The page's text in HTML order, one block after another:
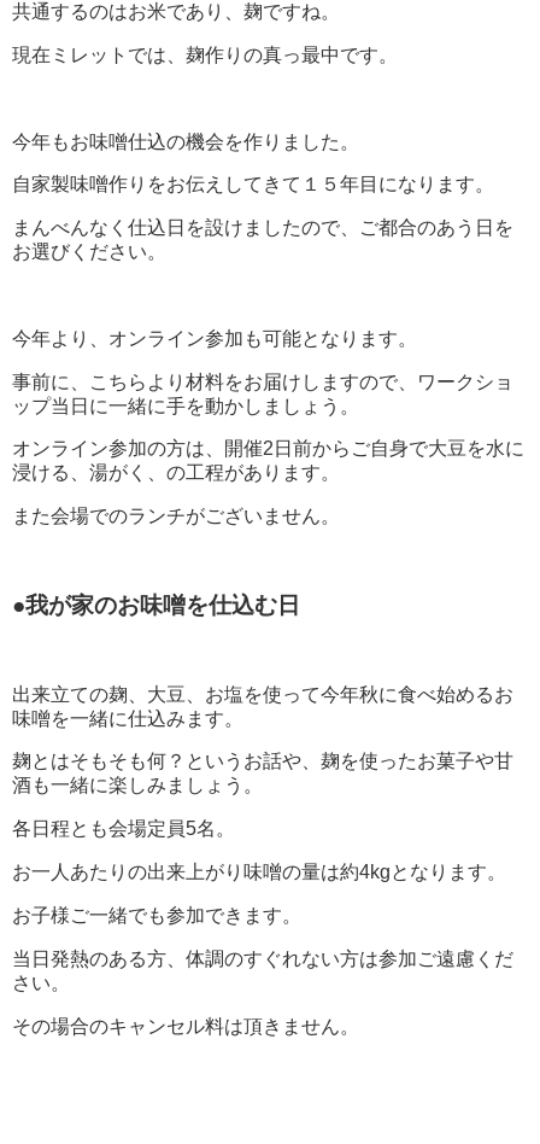
共通するのはお米であり、麹ですね。
現在ミレットでは、麹作りの真っ最中です。
今年もお味噌仕込の機会を作りました。
自家製味噌作りをお伝えしてきて１５年目になります。
まんべんなく仕込日を設けましたので、ご都合のあう日を
お選びください。
今年より、オンライン参加も可能となります。
事前に、こちらより材料をお届けしますので、ワークショ
ップ当日に一緒に手を動かしましょう。
オンライン参加の方は、開催2日前からご自身で大豆を水に
浸ける、湯がく、の工程があります。
また会場でのランチがございません。
●我が家のお味噌を仕込む日
出来立ての麹、大豆、お塩を使って今年秋に食べ始めるお
味噌を一緒に仕込みます。
麹とはそもそも何？というお話や、麹を使ったお菓子や甘
酒も一緒に楽しみましょう。
各日程とも会場定員5名。
お一人あたりの出来上がり味噌の量は約4kgとなります。
お子様ご一緒でも参加できます。
当日発熱のある方、体調のすぐれない方は参加ご遠慮くだ
さい。
その場合のキャンセル料は頂きません。